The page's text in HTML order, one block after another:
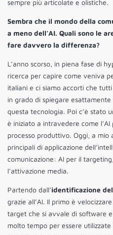
sempre più articolate e olistiche.
Sembra che il mondo della
a meno dell’AI. Quali sono le
fare davvero la differenza?
L’anno scorso, in piena fase di
ricerca per capire come veniva
italiani e ci siamo accorti che
in grado di spiegare
questa tecnologia. Poi c’è stato
è iniziato a intravedere come
processo produttivo. Oggi, a mio
principali di applicazione
comunicazione: AI per il
l’attivazione media.
Partendo dall’identificazione
grazie all’AI. Il primo è
target che si avvale di software
molto tempo per essere